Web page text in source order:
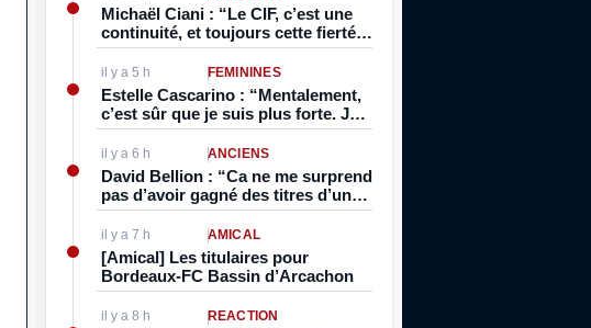
Michaël Ciani : “Le CIF, c’est une
continuité, et toujours cette fierté
de pouvoir encore porter le maillot
des Bleus”
il y a 5 h FÉMININES
Estelle Cascarino : “Mentalement,
c’est sûr que je suis plus forte. Je
me sens différente. Je pense que
j’ai pris en maturité”
il y a 6 h ANCIENS
David Bellion : “Ca ne me surprend
pas d’avoir gagné des titres d’une
manière ou d’une autre”
il y a 7 h AMICAL
[Amical] Les titulaires pour
Bordeaux-FC Bassin d’Arcachon
il y a 8 h RÉACTION